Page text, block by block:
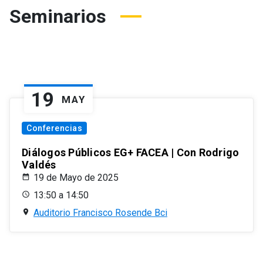
Seminarios
19 MAY
Conferencias
Diálogos Públicos EG+ FACEA | Con Rodrigo
Valdés
19 de Mayo de 2025
13:50 a 14:50
Auditorio Francisco Rosende Bci